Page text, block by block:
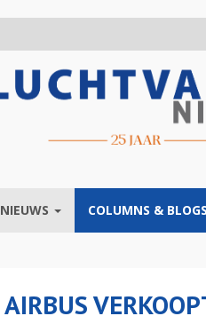
NIEUWS COLUMNS & BLOGS
AIRBUS